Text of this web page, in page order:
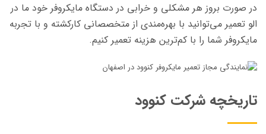
در صورت بروز هر مشکلی و خرابی در دستگاه مایکروفر خود ما در
الو تعمیر می‌توانید با بهره‌مندی از متخصصانی کارکشته و با تجربه
مایکروفر شما را با کم‌ترین هزینه تعمیر کنیم.
تاریخچه شرکت کنوود